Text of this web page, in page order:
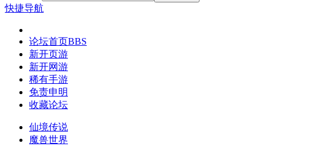
快捷导航
论坛首页BBS
新开页游
新开网游
稀有手游
免责申明
收藏论坛
仙境传说
魔兽世界